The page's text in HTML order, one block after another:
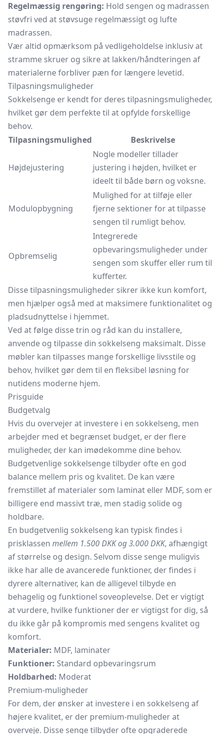
Regelmæssig rengøring: Hold sengen og madrassen
støvfri ved at støvsuge regelmæssigt og lufte
madrassen.
Vær altid opmærksom på vedligeholdelse inklusiv at
stramme skruer og sikre at lakken/håndteringen af
materialerne forbliver pæn for længere levetid.
Tilpasningsmuligheder
Sokkelsenge er kendt for deres tilpasningsmuligheder,
hvilket gør dem perfekte til at opfylde forskellige
behov.
Tilpasningsmulighed
Beskrivelse
Højdejustering
Nogle modeller tillader
justering i højden, hvilket er
ideelt til både børn og voksne.
Modulopbygning
Mulighed for at tilføje eller
fjerne sektioner for at tilpasse
sengen til rumligt behov.
Opbremselig
Integrerede
opbevaringsmuligheder under
sengen som skuffer eller rum til
kufferter.
Disse tilpasningsmuligheder sikrer ikke kun komfort,
men hjælper også med at maksimere funktionalitet og
pladsudnyttelse i hjemmet.
Ved at følge disse trin og råd kan du installere,
anvende og tilpasse din sokkelseng maksimalt. Disse
møbler kan tilpasses mange forskellige livsstile og
behov, hvilket gør dem til en fleksibel løsning for
nutidens moderne hjem.
Prisguide
Budgetvalg
Hvis du overvejer at investere i en sokkelseng, men
arbejder med et begrænset budget, er der flere
muligheder, der kan imødekomme dine behov.
Budgetvenlige sokkelsenge tilbyder ofte en god
balance mellem pris og kvalitet. De kan være
fremstillet af materialer som laminat eller MDF, som er
billigere end massivt træ, men stadig solide og
holdbare.
En budgetvenlig sokkelseng kan typisk findes i
prisklassen mellem 1.500 DKK og 3.000 DKK, afhængigt
af størrelse og design. Selvom disse senge muligvis
ikke har alle de avancerede funktioner, der findes i
dyrere alternativer, kan de alligevel tilbyde en
behagelig og funktionel soveoplevelse. Det er vigtigt
at vurdere, hvilke funktioner der er vigtigst for dig, så
du ikke går på kompromis med sengens kvalitet og
komfort.
Materialer: MDF, laminater
Funktioner: Standard opbevaringsrum
Holdbarhed: Moderat
Premium-muligheder
For dem, der ønsker at investere i en sokkelseng af
højere kvalitet, er der premium-muligheder at
overveje. Disse senge tilbyder ofte opgraderede